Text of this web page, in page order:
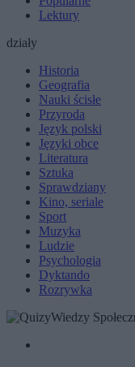
Lektury
działy
Historia
Geografia
Nauki ścisłe
Przyroda
Język polski
Języki obce
Literatura
Sztuka
Sprawdziany
Kino, seriale
Sport
Muzyka
Ludzie
Psychologia
Dyktando
Rozrywka